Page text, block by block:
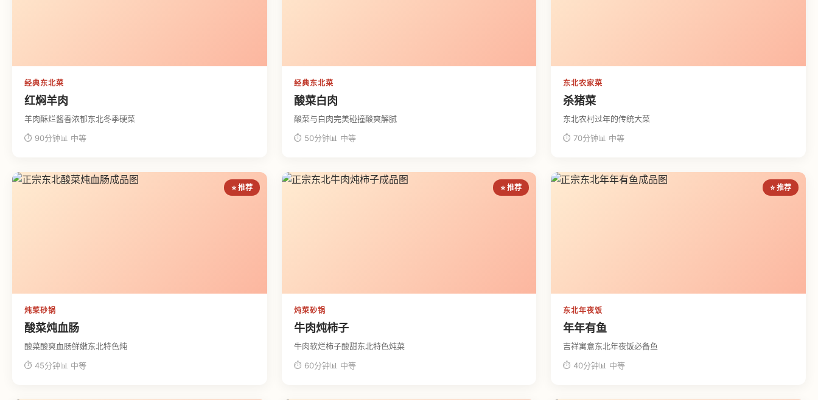
经典东北菜
红焖羊肉
羊肉酥烂酱香浓郁东北冬季硬菜
⏱ 90分钟📊 中等
经典东北菜
酸菜白肉
酸菜与白肉完美碰撞酸爽解腻
⏱ 50分钟📊 中等
东北农家菜
杀猪菜
东北农村过年的传统大菜
⏱ 70分钟📊 中等
⭐ 推荐
炖菜砂锅
酸菜炖血肠
酸菜酸爽血肠鲜嫩东北特色炖
⏱ 45分钟📊 中等
⭐ 推荐
炖菜砂锅
牛肉炖柿子
牛肉软烂柿子酸甜东北特色炖菜
⏱ 60分钟📊 中等
⭐ 推荐
东北年夜饭
年年有鱼
吉祥寓意东北年夜饭必备鱼
⏱ 40分钟📊 中等